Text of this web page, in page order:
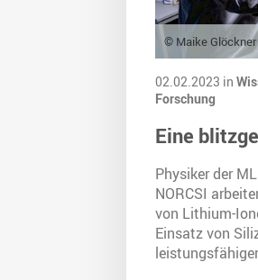
© Maike Glöckner
02.02.2023 in
Forschung
Eine
Physiker der
NORCSI
von Lithium-
Einsatz von